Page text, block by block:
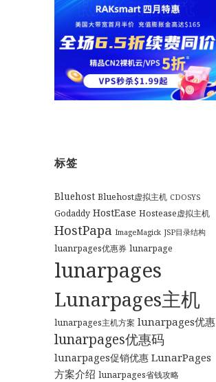
标签
Bluehost Bluehost虚拟主机 CDOSYS
Godaddy HostEase Hostease虚拟主机
HostPapa ImageMagick JSP目录结构
luanrpages优惠券 lunarpage
lunarpages
Lunarpages主机
lunarpages主机方案 lunarpages优惠
lunarpages优惠码
lunarpages促销优惠 LunarPages
方案介绍 lunarpages省钱攻略